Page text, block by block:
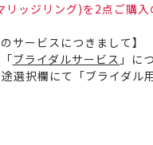
ッジリング)を2点ご購
サービスにつきまして】
ブライダルサービス 」に
選択欄にて「ブライダ